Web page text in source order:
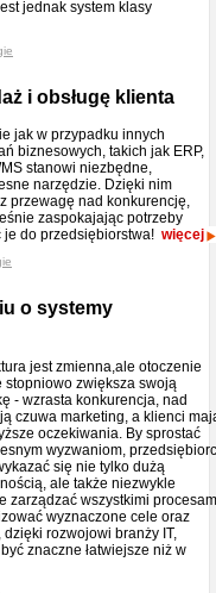
jednak system klasy
i obsługę klienta
jak w przypadku innych
biznesowych, takich jak ERP,
stanowi niezbędne,
narzędzie. Dzięki nim
przewagę nad konkurencję,
zaspokajając potrzeby
je do przedsiębiorstwa! więcej
o systemy
jest zmienna,ale otoczenie
stopniowo zwiększa swoją
- wzrasta konkurencja, nad
czuwa marketing, a klienci
oczekiwania. By sprostać
wyzwaniom,
się nie tylko dużą
ale także niezwykle
zarządzać wszystkimi
wyznaczone cele oraz
rozwojowi branży IT,
znaczne łatwiejsze niż w